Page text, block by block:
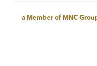
a Member of MNC